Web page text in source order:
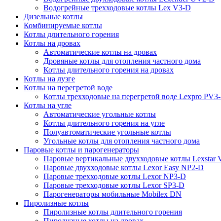
Водогрейные трехходовые котлы Lex V3-D
Дизельные котлы
Комбинируемые котлы
Котлы длительного горения
Котлы на дровах
Автоматические котлы на дровах
Дровяные котлы для отопления частного дома
Котлы длительного горения на дровах
Котлы на лузге
Котлы на перегретой воде
Котлы трехходовые на перегретой воде Lexpro
Котлы на угле
Автоматические угольные котлы
Котлы длительного горения на угле
Полуавтоматические угольные котлы
Угольные котлы для отопления частного дома
Паровые котлы и парогенераторы
Паровые вертикальные двухходовые котлы Lexstar
Паровые двухходовые котлы Lexor Easy NP2-D
Паровые трехходовые котлы Lexor NP3-D
Паровые трехходовые котлы Lexor SP3-D
Парогенераторы мобильные Mobilex DN
Пиролизные котлы
Пиролизные котлы длительного горения